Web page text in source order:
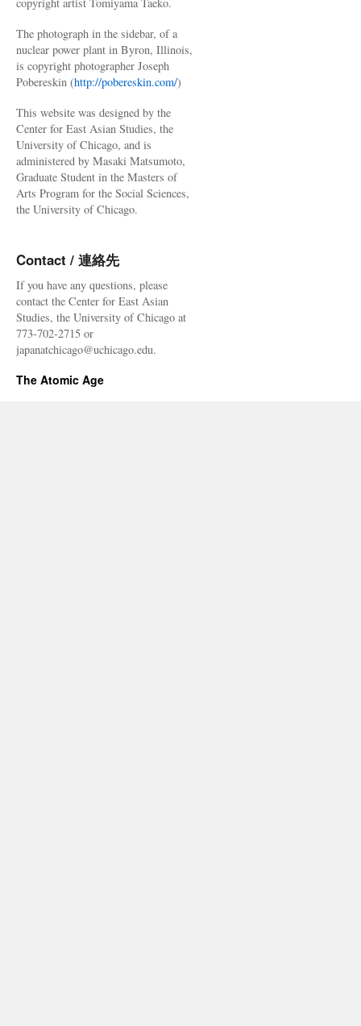
The photograph in the sidebar, of a
nuclear power plant in Byron, Illinois,
is copyright photographer Joseph
Pobereskin (http://pobereskin.com/)
This website was designed by the
Center for East Asian Studies, the
University of Chicago, and is
administered by Masaki Matsumoto,
Graduate Student in the Masters of
Arts Program for the Social Sciences,
the University of Chicago.
Contact / 連絡先
If you have any questions, please
contact the Center for East Asian
Studies, the University of Chicago at
773-702-2715 or
japanatchicago@uchicago.edu.
The Atomic Age